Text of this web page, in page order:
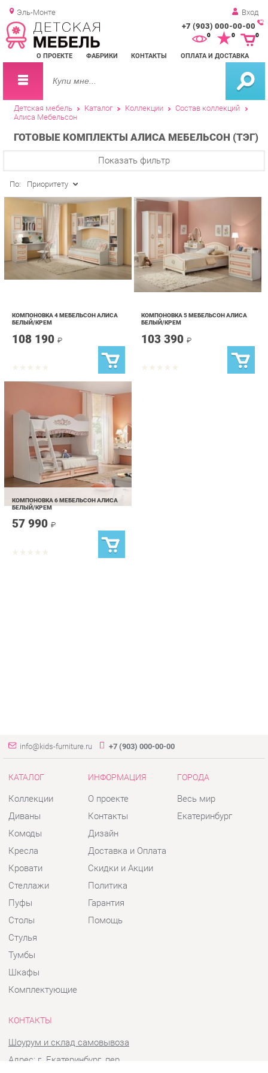
Эль-Монте Вход
+7 (903) 000-00-00
О ПРОЕКТЕ ФАБРИКИ КОНТАКТЫ ОПЛАТА И ДОСТАВКА
0 0
Детская мебель Каталог Коллекции Состав коллекций
Алиса Мебельсон
ГОТОВЫЕ КОМПЛЕКТЫ АЛИСА МЕБЕЛЬСОН (ТЭГ)
108 190 103 390₽
КОМПОНОВКА 6 МЕБЕЛЬСОН АЛИСА
БЕЛЫЙ/КРЕМ
57 990₽
КАТАЛОГ
Диваны
Комоды
Кресла
Кровати
Стеллажи
Пуфы
Столы
Стулья
Тумбы
Шкафы
Комплектующие
ИНФОРМАЦИЯ
Контакты
Дизайн
Доставка и Оплата
Скидки и Акции
Политика
Гарантия
Помощь
ГОРОДА
Екатеринбург
КОНТАКТЫ
Адрес: г. Екатеринбург, пер.
Телефон: +7 (903) 000-00-00